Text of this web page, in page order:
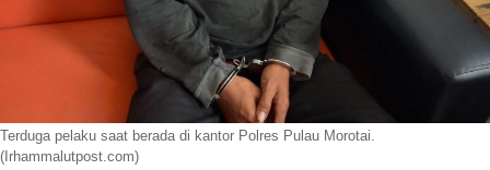
Terduga pelaku saat berada di kantor Polres Pulau Morotai.
(Irhammalutpost.com)